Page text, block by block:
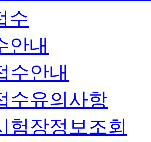
수
안내
수안내
수유의사항
험장정보조회